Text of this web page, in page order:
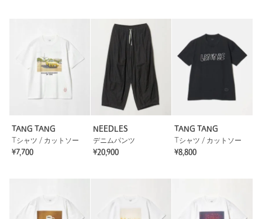
TANG TANG
Tシャツ / カットソー
¥7,700
NEEDLES
デニムパンツ
¥20,900
TANG TANG
Tシャツ / カットソー
¥8,800